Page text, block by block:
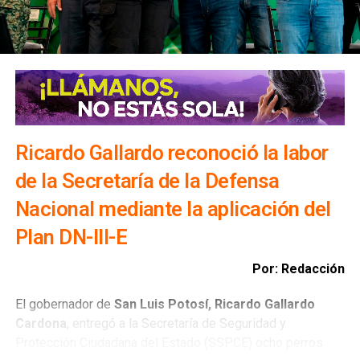
turismo en el altiplano
NO TE PIERDAS
Estos son algunos puntos que Carreras destacó en
su 4to informe de gobieron
Ricardo Gallardo reconoció la labor
de la Secretaría de la Defensa
Nacional mediante la aplicación del
Plan DN-III-E
Por: Redacción
El gobernador de San Luis Potosí, Ricardo Gallardo
Cardona , entregó a la Secretaría de Seguridad y